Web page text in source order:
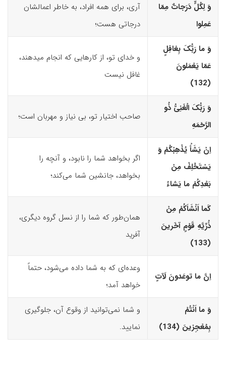
وَ لِکُلٍّ دَرَجاتٌ مِمّا
عَمِلوا
آری، برای همه افراد، به خاطر اعمالشان
درجاتی هست؛
وَ ما رَبُّکَ بِغافِلٍ
عَمّا یَعْمَلونَ
(132)‏
و خدای تو، از کارهایی که انجام می­دهند،
غافل نیست
وَ رَبُّکَ الْغَنِیُّ ذُو
الرَّحْمَهِ
صاحب اختیار تو، بی ‌نیاز و مهربان است؛
اِنْ یَشَأْ یُذْهِبْکُمْ وَ
یَسْتَخْلِفْ مِنْ
بَعْدِکُمْ ما یَشاءُ
اگر بخواهد شما را نابود، و آنچه را
بخواهد، جانشین شما می‌کند؛
کَما اَنْشَاَکُمْ مِنْ
ذُرِّیَّهِ قَوْمٍ آخَرینَ
(133)‏
همان‌طور که شما را از نسل گروه دیگری،
آفرید
اِنَّ ما توعَدونَ لَآتٍ
وعده‌ای که به شما داده می‌شود، حتماً
خواهد آمد؛
وَ ما اَنْتُمْ
بِمُعْجِزینَ (134)‏
و شما نمی‌توانید از وقوع آن، جلوگیری
نمایید.